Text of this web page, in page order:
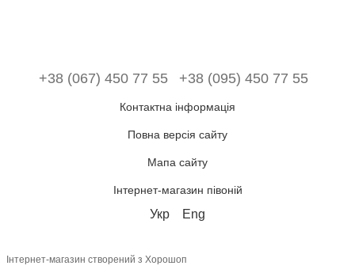
+38 (067) 450 77 55 +38 (095) 450 77 55
Контактна інформація
Повна версія сайту
Мапа сайту
Інтернет-магазин півоній
Укр Eng
Інтернет-магазин створений з Хорошоп